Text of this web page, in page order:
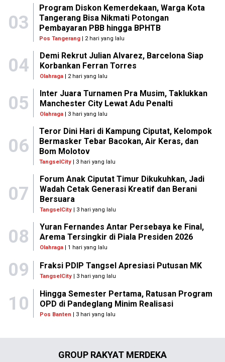
03
Program Diskon Kemerdekaan, Warga Kota
Tangerang Bisa Nikmati Potongan
Pembayaran PBB hingga BPHTB
Pos Tangerang | 2 hari yang lalu
04
Demi Rekrut Julian Alvarez, Barcelona Siap
Korbankan Ferran Torres
Olahraga| 2 hari yang lalu
05
Inter Juara Turnamen Pra Musim, Taklukkan
Manchester City Lewat Adu Penalti
Olahraga| 3 hari yang lalu
06
Teror Dini Hari di Kampung Ciputat, Kelompok
Bermasker Tebar Bacokan, Air Keras, dan
Bom Molotov
TangselCity | 3 hari yang lalu
07
Forum Anak Ciputat Timur Dikukuhkan, Jadi
Wadah Cetak Generasi Kreatif dan Berani
Bersuara
TangselCity| 3 hari yang lalu
08
Yuran Fernandes Antar Persebaya ke Final,
Arema Tersingkir di Piala Presiden 2026
Olahraga| 1 hari yang lalu
09 Fraksi PDIP Tangsel Apresiasi Putusan MK
TangselCity | 3 hari yang lalu
10
Hingga Semester Pertama, Ratusan Program
OPD di Pandeglang Minim Realisasi
Pos Banten | 3 hari yang lalu
GROUP RAKYAT MERDEKA